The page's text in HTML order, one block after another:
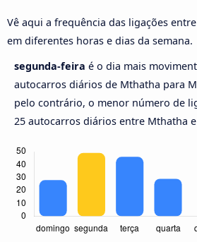
Vê aqui a frequência das ligações
em diferentes horas e dias da semana.
segunda-feira é o dia mais
autocarros diários de Mthatha para
pelo contrário, o menor número de
25 autocarros diários entre Mthatha